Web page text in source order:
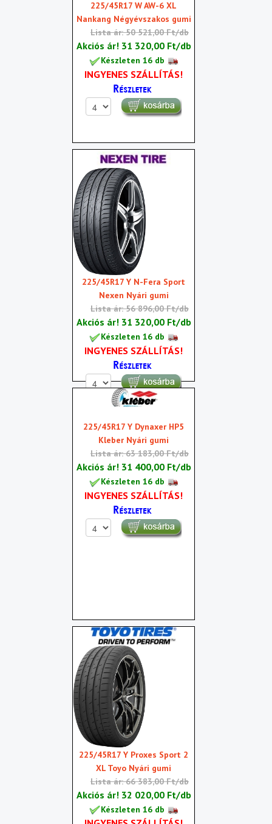
225/45R17 W AW-6 XL
Nankang Négyévszakos gumi
Lista ár: 50 521,00 Ft/db
Akciós ár! 31 320,00 Ft/db
Készleten 16 db
INGYENES SZÁLLÍTÁS!
225/45R17 Y N-Fera Sport
Nexen Nyári gumi
Lista ár: 56 896,00 Ft/db
Akciós ár! 31 320,00 Ft/db
Készleten 16 db
INGYENES SZÁLLÍTÁS!
225/45R17 Y Dynaxer HP5
Kleber Nyári gumi
Lista ár: 63 183,00 Ft/db
Akciós ár! 31 400,00 Ft/db
Készleten 16 db
INGYENES SZÁLLÍTÁS!
225/45R17 Y Proxes Sport 2
XL Toyo Nyári gumi
Lista ár: 66 383,00 Ft/db
Akciós ár! 32 020,00 Ft/db
Készleten 16 db